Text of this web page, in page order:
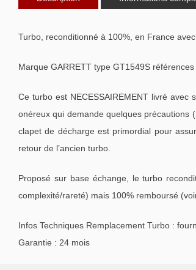
Turbo, reconditionné à 100%, en France
Marque GARRETT type GT1549S
Ce turbo est NECESSAIREMENT livré
onéreux qui demande quelques précautions
clapet de décharge est primordial pour
retour de l’ancien turbo.
Proposé sur base échange, le turbo
complexité/rareté) mais 100% remboursé
Infos Techniques Remplacement Turbo :
Garantie : 24 mois